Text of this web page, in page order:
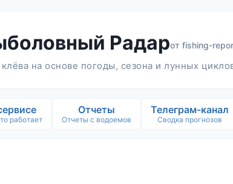
Радарот fishing-
на основе погоды, сезона и лунных
работает
Отчеты
Отчеты с водоемов
Телеграм-канал
Сводка прогнозов